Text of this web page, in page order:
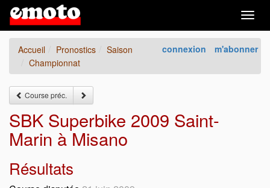
connexion m'abonner
Accueil Pronostics
Saison
Championnat
Course préc.
SBK Superbike 2009 Saint-
Marin à Misano
Résultats